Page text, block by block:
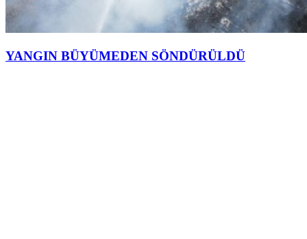
YANGIN BÜYÜMEDEN SÖNDÜRÜLDÜ